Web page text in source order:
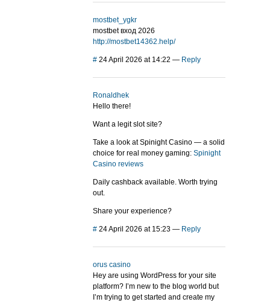
mostbet_ygkr
mostbet вход 2026
http://mostbet14362.help/
# 24 April 2026 at 14:22 — Reply
Ronaldhek
Hello there!
Want a legit slot site?
Take a look at Spinight Casino — a solid
choice for real money gaming: Spinight
Casino reviews
Daily cashback available. Worth trying
out.
Share your experience?
# 24 April 2026 at 15:23 — Reply
orus casino
Hey are using WordPress for your site
platform? I’m new to the blog world but
I’m trying to get started and create my